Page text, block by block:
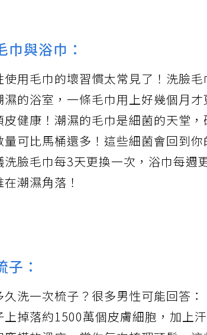
巾與浴巾：
使用毛巾的壞習慣太常見了！洗臉
濕的浴室，一條毛巾用上好幾個月
皮健康！潮濕的毛巾是細菌的天堂
量可比馬桶還多！這些細菌會回到
洗臉毛巾每3天更換一次，浴巾每週
在潮濕角落！
子：
久洗一次梳子？很多男性可能回答
上掉落約1500萬個皮膚細胞，加上